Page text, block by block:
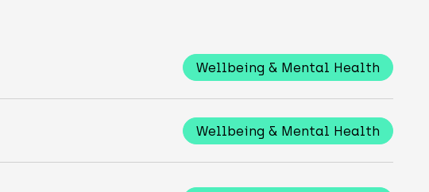
Wellbeing & Mental Health
Wellbeing & Mental Health